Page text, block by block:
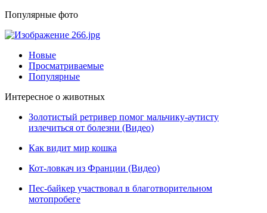
Популярные фото
Новые
Просматриваемые
Популярные
Интересное о животных
Золотистый ретривер помог мальчику-аутисту
излечиться от болезни (Видео)
Как видит мир кошка
Кот-ловкач из Франции (Видео)
Пес-байкер участвовал в благотворительном
мотопробеге